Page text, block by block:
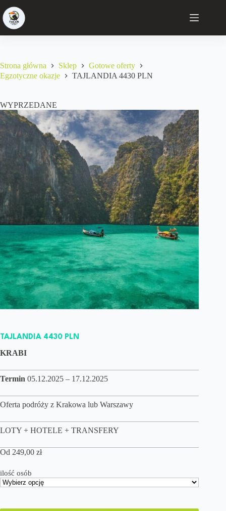
Strona główna Sklep
Gotowe oferty
Egzotyczne okazje
TAJLANDIA 4430 PLN
WYPRZEDANE
TAJLANDIA 4430 PLN
KRABI
Termin 05.12.2025 – 17.12.2025
Oferta podróży z Krakowa lub Warszawy
LOTY + HOTELE + TRANSFERY
Od 249,00 zł
ilość osób